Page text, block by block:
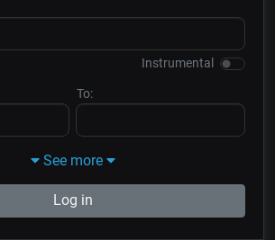
Instrumental
To:
See more
Log in